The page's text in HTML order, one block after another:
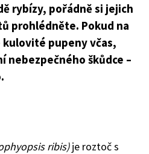
rybízy, pořádně si jejich
prohlédněte. Pokud na
pupeny včas,
nebezpečného škůdce –
ribis)je roztoč s